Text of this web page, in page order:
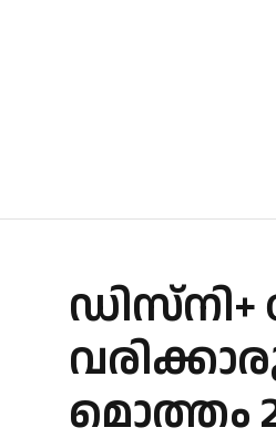
ഡിസ്നി+
മൊത്തം